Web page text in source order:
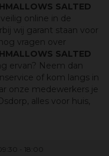
SALTED
online in de
wij garant staan voor
vragen over
SALTED
ervan? Neem dan
of kom langs in
onze medewerkers je
alles voor huis,
09:30 18:00